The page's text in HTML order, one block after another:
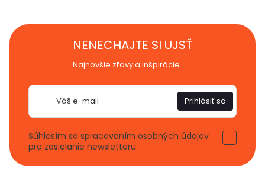
NENECHAJTE SI UJSŤ
Najnovšie zľavy a inšpirácie
Prihlásiť sa
Súhlasím so spracovaním osobných údajov
pre zasielanie newsletteru.